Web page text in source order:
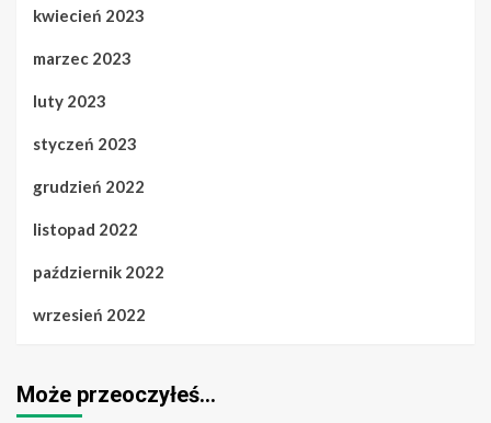
kwiecień 2023
marzec 2023
luty 2023
styczeń 2023
grudzień 2022
listopad 2022
październik 2022
wrzesień 2022
Może przeoczyłeś…